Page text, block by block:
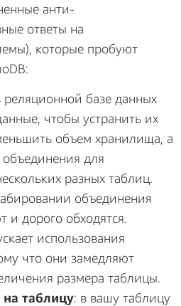
анти-
ответы на
которые пробуют
реляционной базе данных
чтобы устранить их
объем хранилища, а
объединения для
разных таблиц.
объединения
и дорого обходятся.
использования
что они замедляют
размера таблицы.
таблицу: в вашу таблицу